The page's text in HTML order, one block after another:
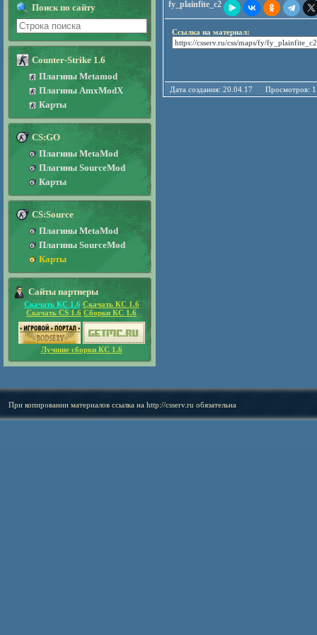
fy_plainfite_c2
Ссылка на материал:
Дата создания: 20.04.17
Поиск по сайту
Counter-Strike 1.6
Плагины Metamod
Плагины AmxModX
Карты
CS:GO
Плагины MetaMod
Плагины SourceMod
Карты
CS:Source
Плагины MetaMod
Плагины SourceMod
Карты
Сайты партнеры
Скачать КС 1.6 Скачать КС 1.6
Скачать CS 1.6 Сборки КС 1.6
Лучшие сборки КС 1.6
При копировании материалов ссылка на http://csserv.ru обязательна